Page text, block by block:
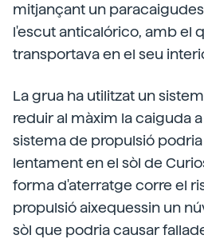
mitjançant un
l'escut anticalórico, amb el
transportava en el seu
La grua ha utilitzat un
reduir al màxim la caiguda
sistema de propulsió
lentament en el sòl de
forma d'aterratge corre el
propulsió aixequessin un
sòl que podria causar